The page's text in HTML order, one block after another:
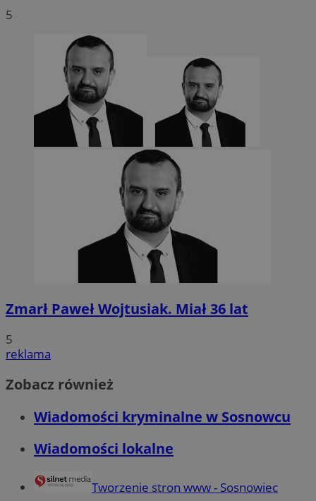
5
Zmarł Paweł Wojtusiak. Miał 36 lat
5
reklama
Zobacz również
Wiadomości kryminalne w Sosnowcu
Wiadomości lokalne
Tworzenie stron www - Sosnowiec